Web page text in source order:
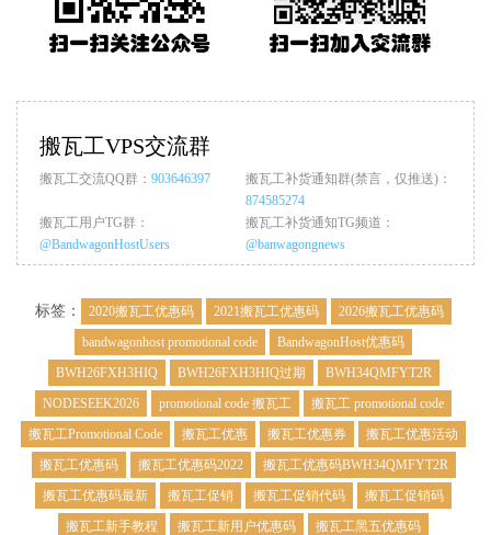
搬瓦工VPS交流群
搬瓦工交流QQ群： 903646397
搬瓦工补货通知群(禁言，仅推送)：
874585274
搬瓦工用户TG群：
@BandwagonHostUsers
搬瓦工补货通知TG频道：
@banwagongnews
标签： 2020搬瓦工优惠码 2021搬瓦工优惠码
2026搬瓦工优惠码
bandwagonhost promotional code
BandwagonHost优惠码
BWH26FXH3HIQ
BWH26FXH3HIQ过期
BWH34QMFYT2R
NODESEEK2026
promotional code 搬瓦工
搬瓦工 promotional code
搬瓦工Promotional Code
搬瓦工优惠 搬瓦工优惠券
搬瓦工优惠活动
搬瓦工优惠码
搬瓦工优惠码2022
搬瓦工优惠码BWH34QMFYT2R
搬瓦工优惠码最新
搬瓦工促销 搬瓦工促销代码
搬瓦工促销码
搬瓦工新手教程
搬瓦工新用户优惠码
搬瓦工黑五优惠码